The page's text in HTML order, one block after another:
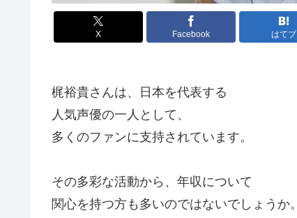
X Facebook はてブ
梶裕貴さんは、日本を代表する
人気声優の一人として、
多くのファンに支持されています。
その多彩な活動から、年収について
関心を持つ方も多いのではないでしょうか。